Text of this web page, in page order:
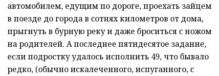
автомобилем, едущим по дороге, проехать зайцем
в поезде до города в сотнях километров от дома,
прыгнуть в бурную реку и даже броситься с ножом
на родителей. А последнее пятидесятое задание,
если подростку удалось исполнить 49, что бывало
редко, (обычно искалеченного, испуганного, с